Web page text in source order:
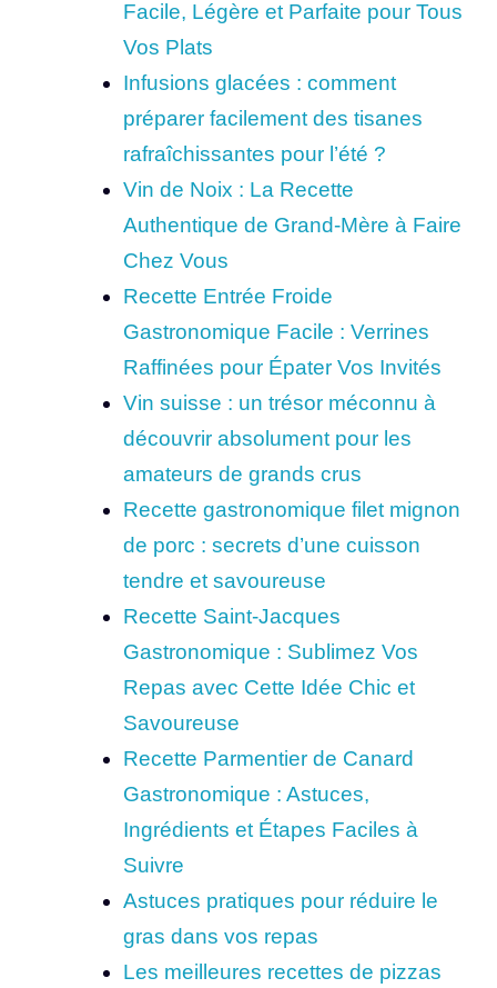
Facile, Légère et Parfaite pour Tous
Vos Plats
Infusions glacées : comment
préparer facilement des tisanes
rafraîchissantes pour l’été ?
Vin de Noix : La Recette
Authentique de Grand-Mère à Faire
Chez Vous
Recette Entrée Froide
Gastronomique Facile : Verrines
Raffinées pour Épater Vos Invités
Vin suisse : un trésor méconnu à
découvrir absolument pour les
amateurs de grands crus
Recette gastronomique filet mignon
de porc : secrets d’une cuisson
tendre et savoureuse
Recette Saint-Jacques
Gastronomique : Sublimez Vos
Repas avec Cette Idée Chic et
Savoureuse
Recette Parmentier de Canard
Gastronomique : Astuces,
Ingrédients et Étapes Faciles à
Suivre
Astuces pratiques pour réduire le
gras dans vos repas
Les meilleures recettes de pizzas